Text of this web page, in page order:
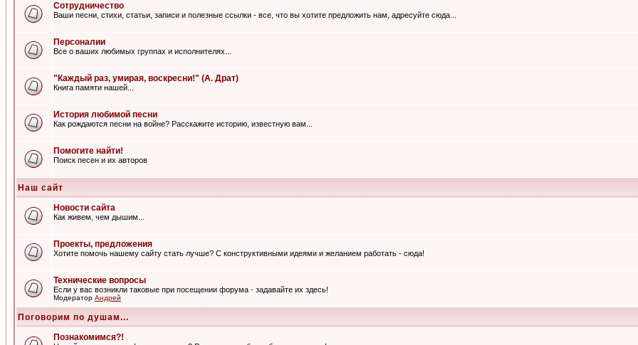
Сотрудничество
Ваши песни, стихи, статьи, записи и полезные ссылки - все, что вы хотите предложить нам, адресуйте сюда...
Персоналии
Все о ваших любимых группах и исполнителях...
"Каждый раз, умирая, воскресни!" (А. Драт)
Книга памяти нашей...
История любимой песни
Как рождаются песни на войне? Расскажите историю, известную вам...
Помогите найти!
Поиск песен и их авторов
Наш сайт
Новости сайта
Как живем, чем дышим...
Проекты, предложения
Хотите помочь нашему сайту стать лучше? С конструктивными идеями и желанием работать - сюда!
Технические вопросы
Если у вас возникли таковые при посещении форума - задавайте их здесь!
Модератор Андрей
Поговорим по душам...
Познакомимся?!